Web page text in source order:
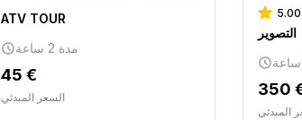
ATV TOUR
مدة 2 ساعة
45 €
السعر المبدئي
5.00
التصوير
350
المبدئي